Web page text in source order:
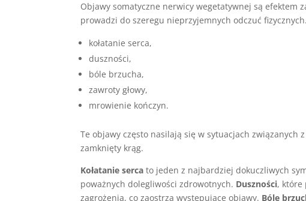
Objawy somatyczne nerwicy wegetatywnej są efektem
prowadzi do szeregu nieprzyjemnych odczuć
kołatanie serca,
duszności,
bóle brzucha,
zawroty głowy,
mrowienie kończyn.
Te objawy często nasilają się w sytuacjach związanych
zamknięty krąg.
Kołatanie serca to jeden z najbardziej dokuczliwych
poważnych dolegliwości zdrowotnych. Duszności, które
zagrożenia, co zaostrza występujące objawy. Bóle